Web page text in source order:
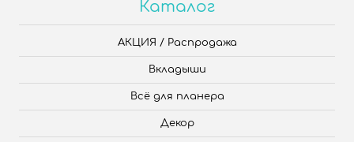
Каталог
АКЦИЯ / Распродажа
Вкладыши
Всё для планера
Декор